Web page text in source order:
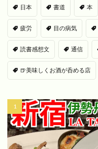
日本 書道 本
疲労 目の病気
読書感想文 通信
🍺美味しくお酒が呑める店